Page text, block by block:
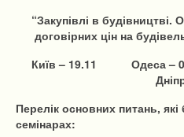
“Закупівлі в
договірних цін на
Київ – 19.11 Одеса
Дніпро
Перелік основних питань, які
семінарах: